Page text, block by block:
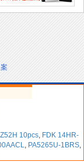
Z52H 10pcs, FDK 14HR-
, PA5265U-1BRS,